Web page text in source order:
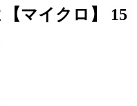
マイクロ】 15